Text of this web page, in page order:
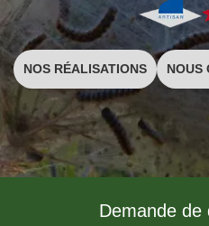
NOS RÉALISATIONS NOUS
Demande de